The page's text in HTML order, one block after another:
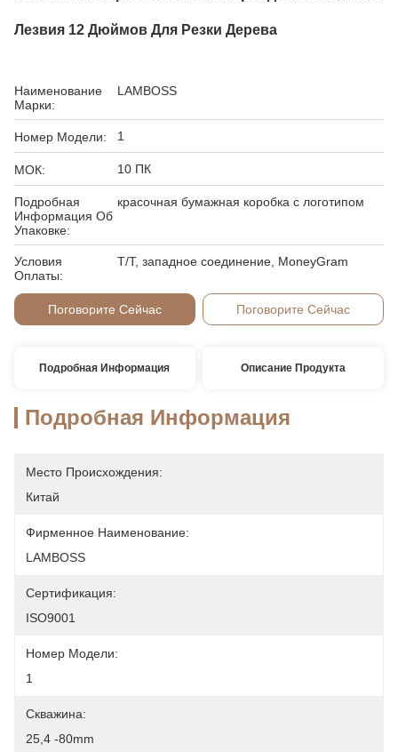
Лезвия 12 Дюймов Для Резки Дерева
Наименование
Марки:
LAMBOSS
Номер Модели: 1
МОК: 10 ПК
Подробная
Информация Об
Упаковке:
красочная бумажная коробка с логотипом
Условия
Оплаты:
T/T, западное соединение, MoneyGram
Поговорите Сейчас Поговорите Сейчас
Подробная Информация Описание Продукта
Подробная Информация
Место Происхождения:
Китай
Фирменное Наименование:
LAMBOSS
Сертификация:
ISO9001
Номер Модели:
1
Скважина:
25,4 -80mm